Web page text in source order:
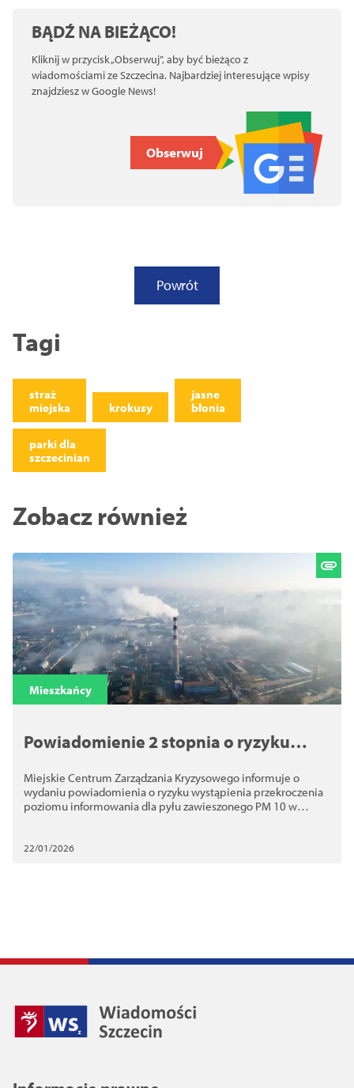
BĄDŹ NA BIEŻĄCO!
Kliknij w przycisk „Obserwuj”, aby być bieżąco z
wiadomościami ze Szczecina. Najbardziej interesujące wpisy
znajdziesz w Google News!
Obserwuj
Powrót
Tagi
straż
miejska
krokusy
jasne
błonia
parki dla
szczecinian
Zobacz również
Mieszkańcy
Powiadomienie 2 stopnia o ryzyku
zawieszonego PM10
Miejskie Centrum Zarządzania Kryzysowego informuje o
wydaniu powiadomienia o ryzyku wystąpienia przekroczenia
poziomu informowania dla pyłu zawieszonego PM 10 w
22/01/2026